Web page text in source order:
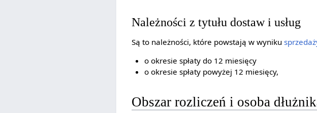
Należności z tytułu dostaw i usług
Są to należności, które powstają w wyniku
o okresie spłaty do 12 miesięcy
o okresie spłaty powyżej 12 miesięcy,
Obszar rozliczeń i osoba